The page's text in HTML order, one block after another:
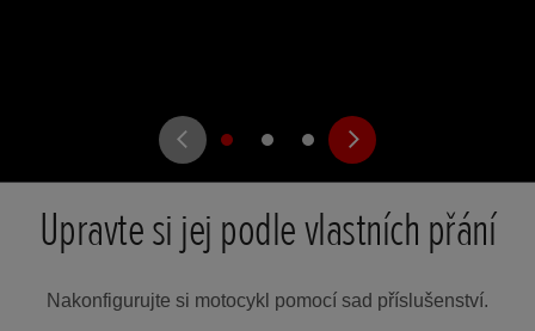
Upravte si jej podle vlastních přání
Nakonfigurujte si motocykl pomocí sad příslušenství.